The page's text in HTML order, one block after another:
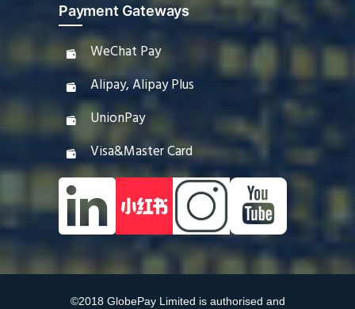
Payment Gateways
WeChat Pay
Alipay, Alipay Plus
UnionPay
Visa&Master Card
©2018 GlobePay Limited is authorised and